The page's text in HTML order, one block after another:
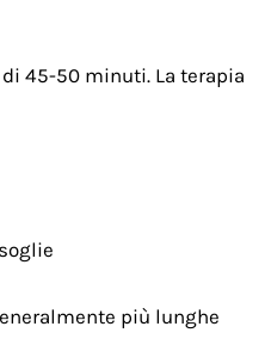
45-50 minuti. La terapia
più lunghe